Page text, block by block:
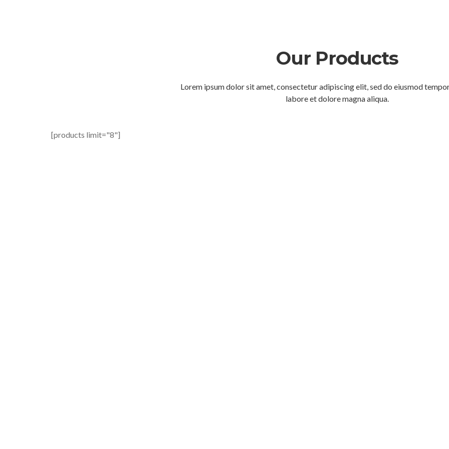
Our Products
Lorem ipsum dolor sit amet, consectetur adipiscing elit, sed do eiusmod
labore et dolore magna aliqua.
[products limit="8"]